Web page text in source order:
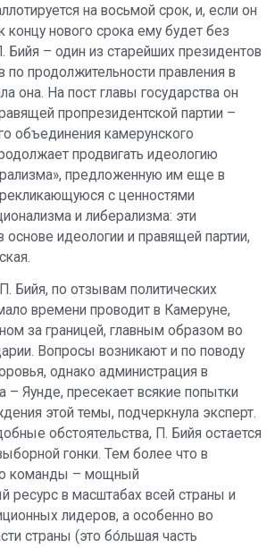
на восьмой срок, и, если он
концу нового срока ему будет без
Бийя – один из старейших президентов
по продолжительности правления в
она. На пост главы государства он
пропрезидентской партии –
объединения камерунского
продвигать идеологию
предложенную им еще в
с ценностями
и либерализма: эти
идеологии и правящей партии,
Бийя, по отзывам политических
времени проводит в Камеруне,
за границей, главным образом во
Вопросы возникают и по поводу
однако администрация в
– Яунде, пресекает всякие попытки
этой темы, подчеркнула эксперт.
обстоятельства, П. Бийя остается
гонки. Тем более что в
команды – мощный
ресурс в масштабах всей страны и
лидеров, а особенно во
страны (это бо́льшая часть